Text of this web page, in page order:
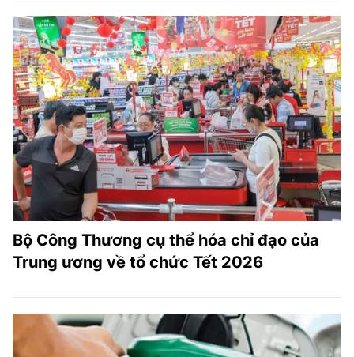
Bộ Công Thương cụ thể hóa chỉ đạo của
Trung ương về tổ chức Tết 2026